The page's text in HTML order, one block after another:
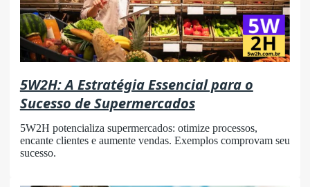
5W2H: A Estratégia Essencial para o
Sucesso de Supermercados
5W2H potencializa supermercados: otimize processos,
encante clientes e aumente vendas. Exemplos comprovam seu
sucesso.